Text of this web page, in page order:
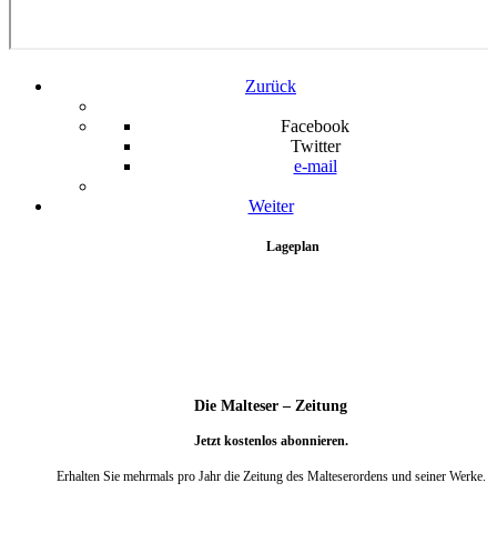
Zurück
Facebook
Twitter
e-mail
Weiter
Lageplan
Die Malteser – Zeitung
Jetzt kostenlos abonnieren.
Erhalten Sie mehrmals pro Jahr die Zeitung des Malteserordens und seiner Werke.